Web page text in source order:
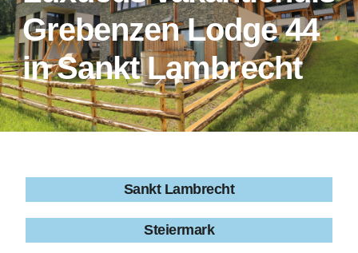
Grebenzen Lodge 44
in Sankt Lambrecht
Sankt Lambrecht
Steiermark